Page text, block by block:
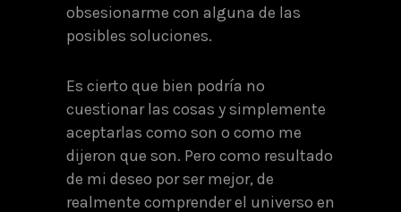
obsesionarme con alguna de las
posibles soluciones.
Es cierto que bien podría no
cuestionar las cosas y simplemente
aceptarlas como son o como me
dijeron que son. Pero como resultado
de mi deseo por ser mejor, de
realmente comprender el universo en